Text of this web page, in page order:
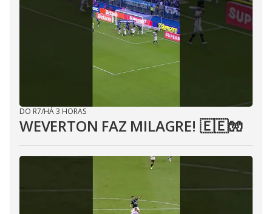
DO R7/HÁ 3 HORAS
WEVERTON FAZ MILAGRE! 🇪🇪🧤